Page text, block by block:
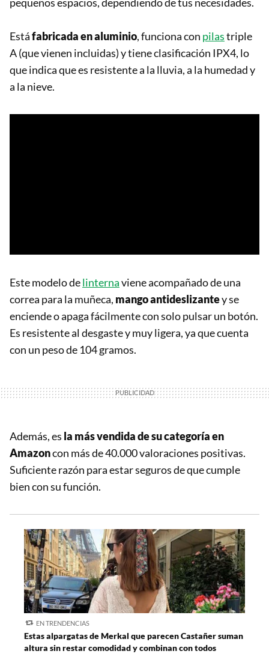
Estáfabricada en aluminio, funciona con pilastriple
A (que vienen incluidas) y tiene clasificación IPX4, lo
que indica que es resistente a la lluvia, a la humedad y
a la nieve.
Este modelo delinternaviene acompañado de una
correa para la muñeca, mango antideslizantey se
enciende o apaga fácilmente con solo pulsar un botón.
Es resistente al desgaste y muy ligera, ya que cuenta
con un peso de 104 gramos.
Además, es la más vendida de su categoría en
Amazoncon más de 40.000 valoraciones positivas.
Suficiente razón para estar seguros de que cumple
bien con su función.
EN TRENDENCIAS
Estas alpargatas de Merkal que parecen Castañer suman
altura sin restar comodidad y combinan con todos